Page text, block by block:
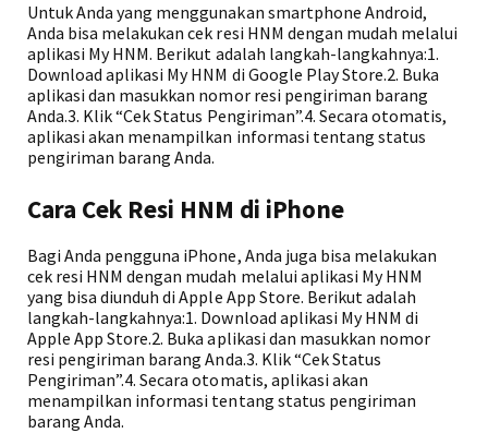
Untuk Anda yang menggunakan smartphone Android,
Anda bisa melakukan cek resi HNM dengan mudah melalui
aplikasi My HNM. Berikut adalah langkah-langkahnya:1.
Download aplikasi My HNM di Google Play Store.2. Buka
aplikasi dan masukkan nomor resi pengiriman barang
Anda.3. Klik “Cek Status Pengiriman”.4. Secara otomatis,
aplikasi akan menampilkan informasi tentang status
pengiriman barang Anda.
Cara Cek Resi HNM di iPhone
Bagi Anda pengguna iPhone, Anda juga bisa melakukan
cek resi HNM dengan mudah melalui aplikasi My HNM
yang bisa diunduh di Apple App Store. Berikut adalah
langkah-langkahnya:1. Download aplikasi My HNM di
Apple App Store.2. Buka aplikasi dan masukkan nomor
resi pengiriman barang Anda.3. Klik “Cek Status
Pengiriman”.4. Secara otomatis, aplikasi akan
menampilkan informasi tentang status pengiriman
barang Anda.